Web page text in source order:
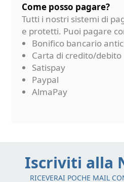
Come posso pagare?
Tutti i nostri sistemi di
e protetti. Puoi pagare
Bonifico bancario
Carta di credito/debito
Satispay
Paypal
AlmaPay
Iscriviti alla
RICEVERAI POCHE MAIL